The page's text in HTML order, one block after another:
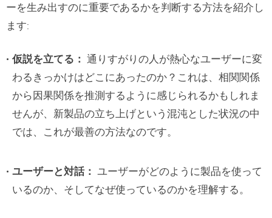
ーを生み出すのに重要であるかを判断する方法を紹介し
ます:
仮説を立てる： 通りすがりの人が熱心なユーザーに変
わるきっかけはどこにあったのか？これは、相関関係
から因果関係を推測するように感じられるかもしれま
せんが、新製品の立ち上げという混沌とした状況の中
では、これが最善の方法なのです。
ユーザーと対話： ユーザーがどのように製品を使って
いるのか、そしてなぜ使っているのかを理解する。